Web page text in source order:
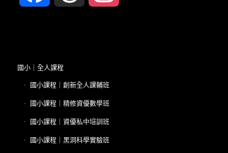
國小｜全人課程
國小課程｜創新全人課輔班
國小課程｜精修資優數學班
國小課程｜資優私中培訓班
國小課程｜黑洞科學實驗班